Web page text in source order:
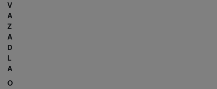
V
A
Z
A
D
L
A
O